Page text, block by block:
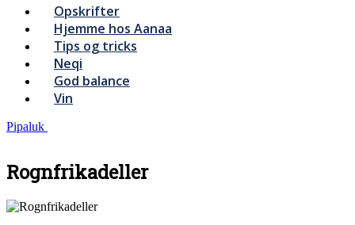
Menu
Opskrifter
Hjemme hos Aanaa
Tips og tricks
Neqi
God balance
Vin
Pipaluk
Rognfrikadeller